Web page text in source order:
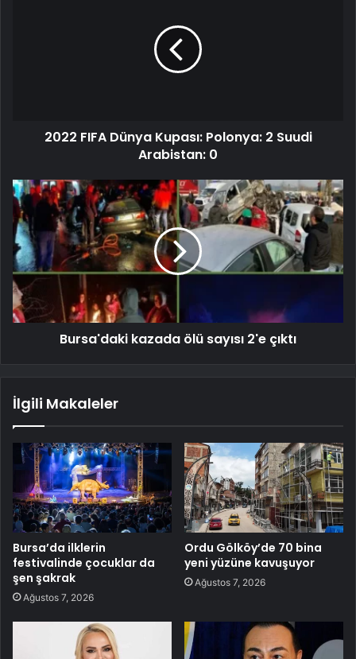
2022 FIFA Dünya Kupası: Polonya: 2 Suudi
Arabistan: 0
Bursa'daki kazada ölü sayısı 2'e çıktı
İlgili Makaleler
Bursa’da ilklerin
festivalinde çocuklar da
şen şakrak
Ağustos 7, 2026
Ordu Gölköy’de 70 bina
yeni yüzüne kavuşuyor
Ağustos 7, 2026